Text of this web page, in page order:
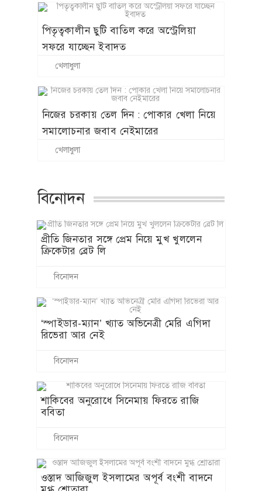
পিতৃত্বকালীন ছুটি বাতিল করে অস্ট্রেলিয়া
সফরে যাচ্ছেন ইবাদত
খেলাধুলা
নিজের চরকায় তেল দিন : পোকার খেলা নিয়ে
সমালোচনার জবাব নেইমারের
খেলাধুলা
বিনোদন
প্রীতি জিনতার সঙ্গে প্রেম নিয়ে মুখ খুললেন
ক্রিকেটার ব্রেট লি
বিনোদন
‘স্পাইডার-ম্যান’ খ্যাত অভিনেত্রী মেরি এগিদা
রিভেরা আর নেই
বিনোদন
শাকিবের অনুরোধে সিনেমায় ফিরতে রাজি
ববিতা
বিনোদন
ওস্তাদ আজিজুল ইসলামের অপূর্ব বংশী বাদনে